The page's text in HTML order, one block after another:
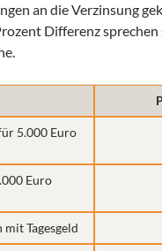
an die Verzinsung
Differenz sprechen
5.000 Euro
Euro
Tagesgeld